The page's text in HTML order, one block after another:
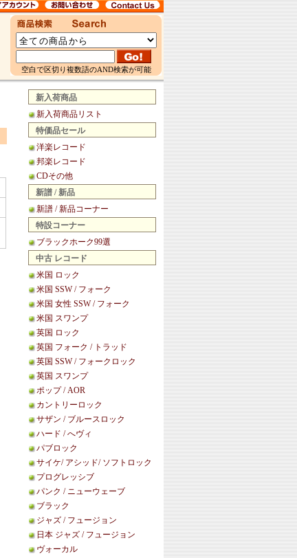
空白で区切り複数語のAND検索が可能
新入荷商品
新入荷商品リスト
特価品セール
洋楽レコード
邦楽レコード
CDその他
新譜 / 新品
新譜 / 新品コーナー
特設コーナー
ブラックホーク99選
中古 レコード
米国 ロック
米国 SSW / フォーク
米国 女性 SSW / フォーク
米国 スワンプ
英国 ロック
英国 フォーク / トラッド
英国 SSW / フォークロック
英国 スワンプ
ポップ / AOR
カントリーロック
サザン / ブルースロック
ハード / へヴィ
パブロック
サイケ/ アシッド/ ソフトロック
プログレッシブ
パンク / ニューウェーブ
ブラック
ジャズ / フュージョン
日本 ジャズ / フュージョン
ヴォーカル